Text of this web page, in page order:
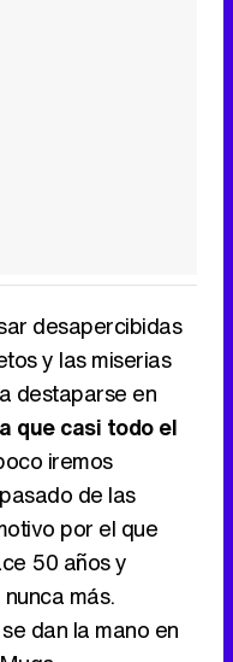
desapercibidas
y las miserias
destaparse en
que casi todo el
iremos
de las
por el que
50 años y
más.
dan la mano en